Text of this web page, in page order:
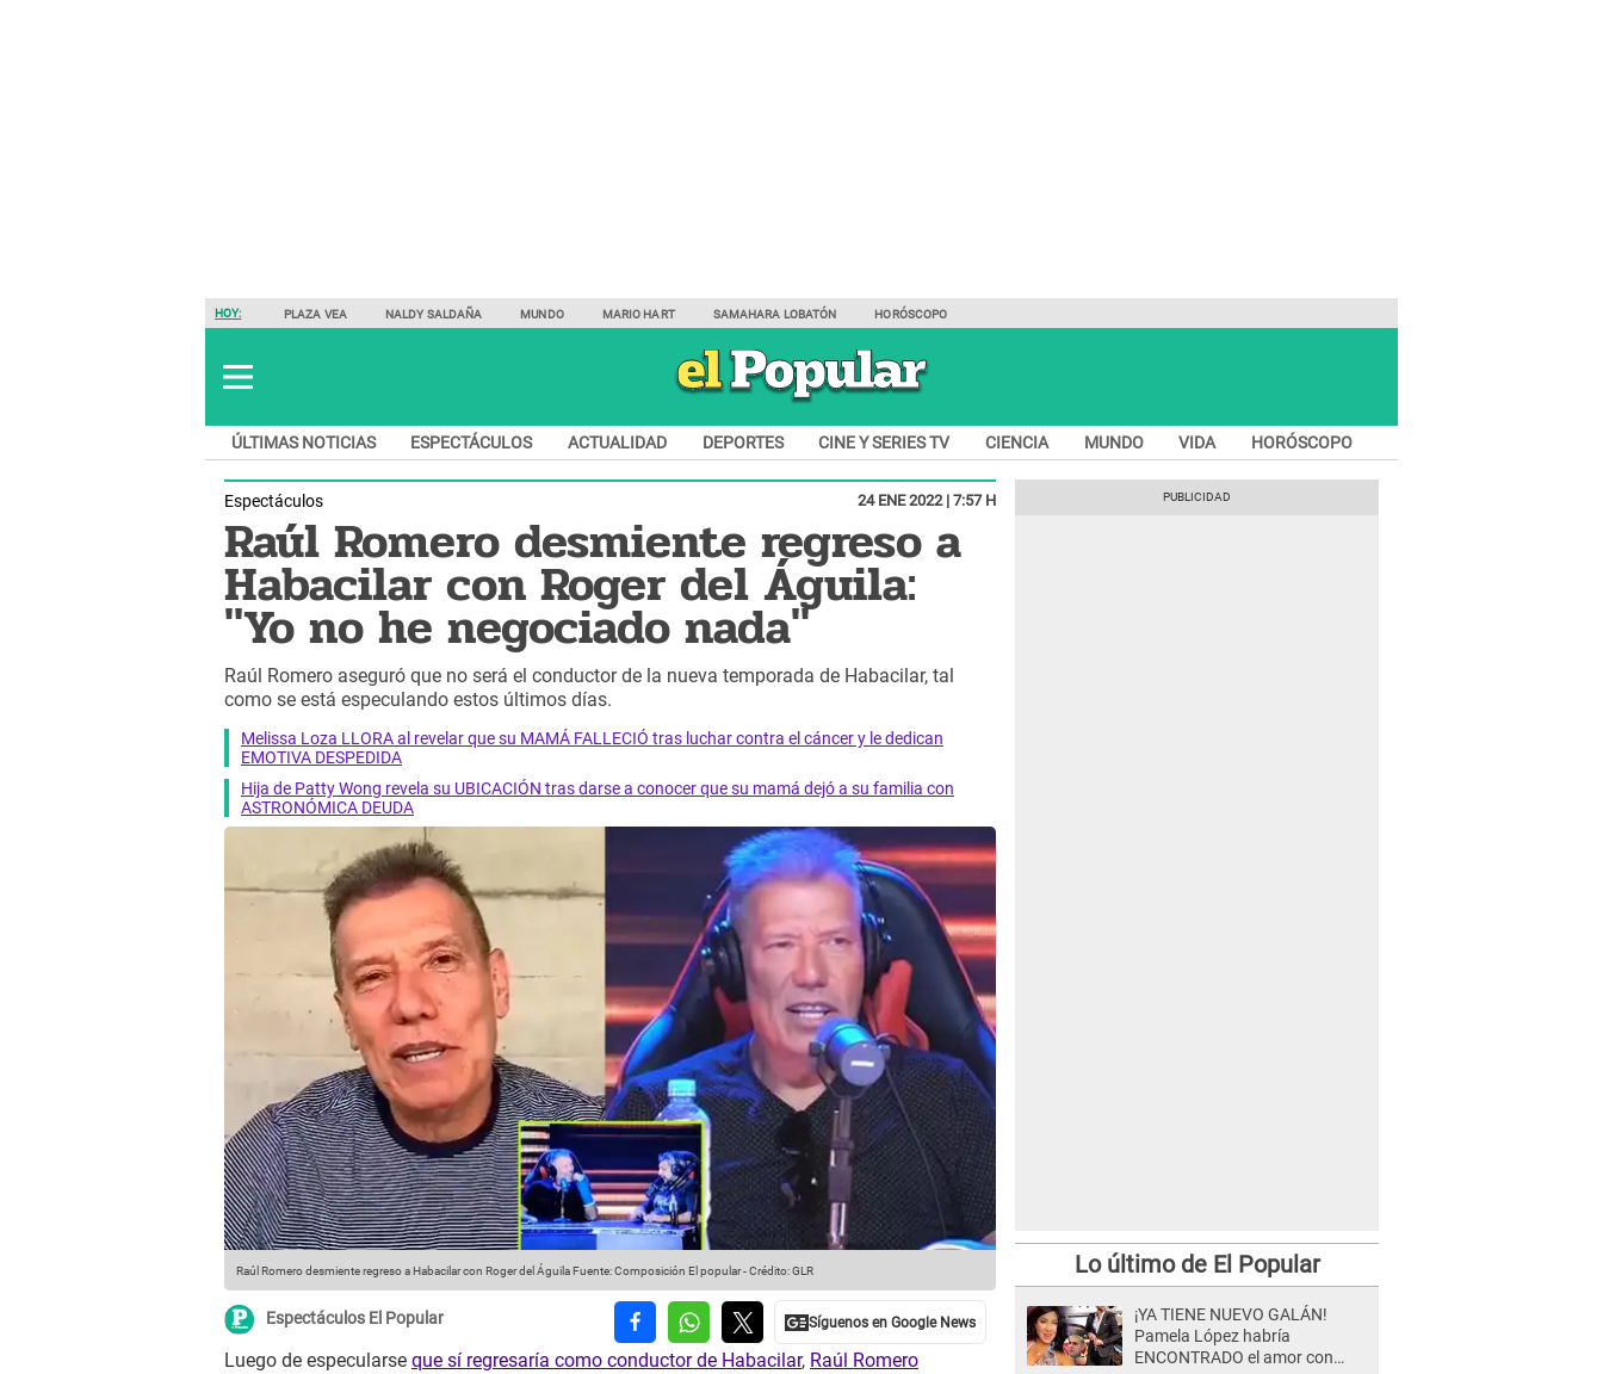
HOY: PLAZA VEA NALDY SALDAÑA MUNDO MARIO HART SAMAHARA LOBATÓN HORÓSCOPO
ÚLTIMAS NOTICIAS ESPECTÁCULOS ACTUALIDAD DEPORTES CINE Y SERIES TV CIENCIA MUNDO VIDA HORÓSCOPO
Espectáculos 24 ENE 2022 | 7:57 H
Raúl Romero desmiente regreso a
Habacilar con Roger del Águila:
"Yo no he negociado nada"
Raúl Romero aseguró que no será el conductor de la nueva temporada de Habacilar, tal
como se está especulando estos últimos días.
Melissa Loza LLORA al revelar que su MAMÁ FALLECIÓ tras luchar contra el cáncer y le dedican
EMOTIVA DESPEDIDA
Hija de Patty Wong revela su UBICACIÓN tras darse a conocer que su mamá dejó a su familia con
ASTRONÓMICA DEUDA
Raúl Romero desmiente regreso a Habacilar con Roger del Águila Fuente: Composición El popular-Crédito: GLR
Espectáculos El Popular
Luego de especularse que sí regresaría como conductor de Habacilar, Raúl Romero
Lo último de El Popular
¡YA TIENE NUEVO GALÁN!
Pamela López habría
ENCONTRADO el amor con